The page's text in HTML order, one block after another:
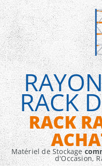
RACK
RACK
Matériel de Stockage
d'Occasion,